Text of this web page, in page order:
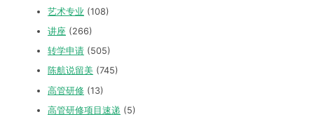
艺术专业 (108)
讲座 (266)
转学申请 (505)
陈航说留美 (745)
高管研修 (13)
高管研修项目速递 (5)